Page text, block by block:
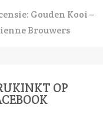
Gouden Kooi –
Brouwers
OP